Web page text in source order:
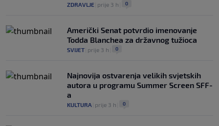
ZDRAVLJE prije 3 h 0
Američki Senat potvrdio imenovanje
Todda Blanchea za državnog tužioca
SVIJET prije 3 h 0
Najnovija ostvarenja velikih svjetskih
autora u programu Summer Screen SFF-
a
KULTURA prije 3 h 0